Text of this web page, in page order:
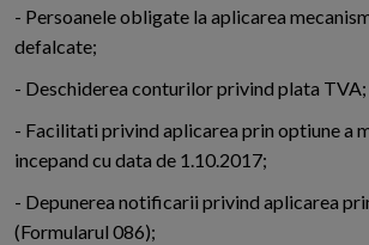
- Persoanele obligate la aplicarea
defalcate;
- Deschiderea conturilor privind plata TVA;
- Facilitati privind aplicarea prin optiune a
incepand cu data de 1.10.2017;
- Depunerea notificarii privind aplicarea
(Formularul 086);